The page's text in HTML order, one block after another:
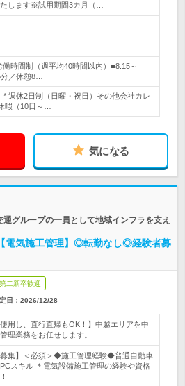
します※試用期間3カ月（…
時間制（週平均40時間以内）■8:15～
／休憩8…
* 週休2日制（日曜・祝日）その他会社カレ
暇（10日～…
気になる
グループの一員として地域インフラを支え
電気施工管理】◎転勤なし◎経験者募
第二新卒歓迎
日： 2026/12/28
用し、直行直帰もOK！】中越エリアを中
理業務をお任せします。
募集】＜必須＞◆施工管理経験◆普通自動車
スキル ＊電気設備施工管理の経験や資格